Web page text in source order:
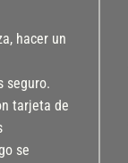
hacer un
seguro.
tarjeta de
se